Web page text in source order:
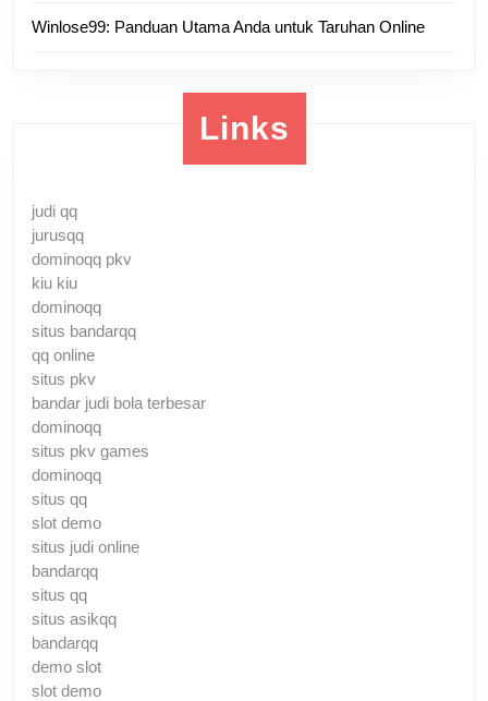
Winlose99: Panduan Utama Anda untuk Taruhan Online
Links
judi qq
jurusqq
dominoqq pkv
kiu kiu
dominoqq
situs bandarqq
qq online
situs pkv
bandar judi bola terbesar
dominoqq
situs pkv games
dominoqq
situs qq
slot demo
situs judi online
bandarqq
situs qq
situs asikqq
bandarqq
demo slot
slot demo